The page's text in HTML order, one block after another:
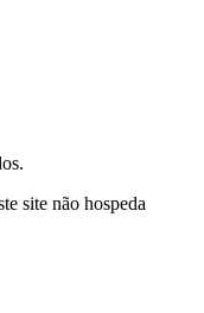
site não hospeda